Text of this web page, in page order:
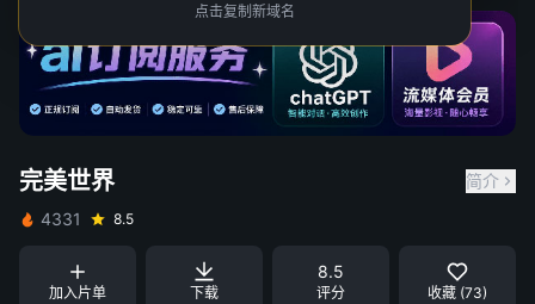
完美世界
简介
4331
8.5
加入片单 下载
8.5
评分 收藏 (73)
点击复制新域名